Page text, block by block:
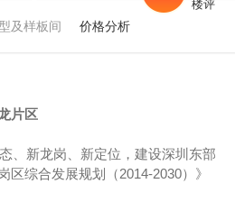
楼评
及样板间 价格分析
片区
、新龙岗、新定位，建设深圳东部
综合发展规划（2014-2030）》